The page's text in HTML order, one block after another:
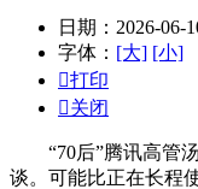
日期：2026-06-
字体： [大] [小]
打印
关闭
“70后”腾讯高管汤
谈。可能比正在长程